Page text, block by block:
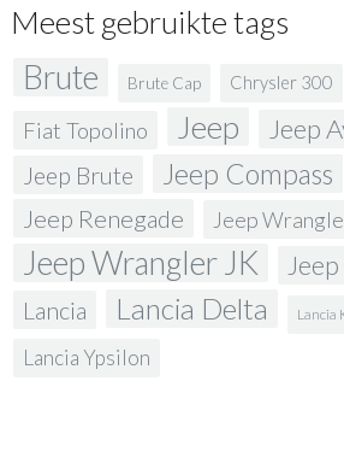
Meest gebruikte tags
Brute Brute Cap Chrysler 300
Fiat Topolino Jeep Jeep
Jeep Brute Jeep Compass
Jeep Renegade Jeep
Jeep Wrangler JK
Lancia Lancia Delta Lancia
Lancia Ypsilon